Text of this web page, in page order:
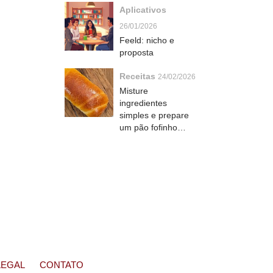
boca
Aplicativos
26/01/2026
Feeld: nicho e
proposta
Receitas 24/02/2026
Misture
ingredientes
simples e prepare
um pão fofinho
CONTATO